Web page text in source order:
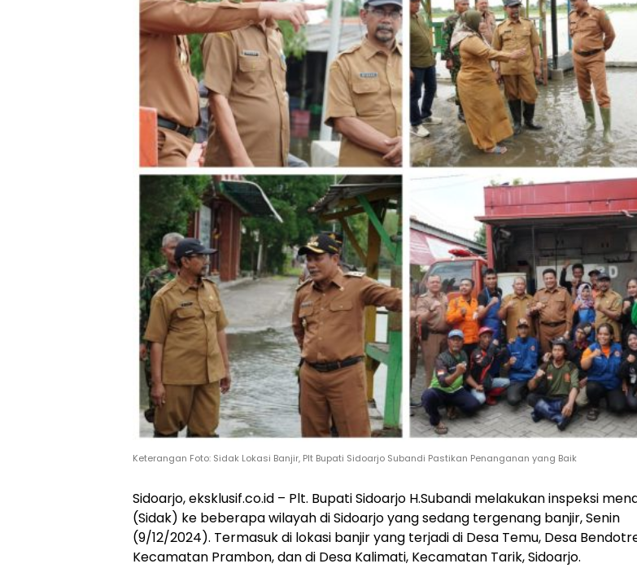
Keterangan Foto: Sidak Lokasi Banjir, Plt Bupati Sidoarjo Subandi Pastikan Penanganan yang Baik
Sidoarjo, eksklusif.co.id – Plt. Bupati Sidoarjo H.Subandi melakukan inspeksi
(Sidak) ke beberapa wilayah di Sidoarjo yang sedang tergenang banjir, Senin
(9/12/2024). Termasuk di lokasi banjir yang terjadi di Desa Temu, Desa
Kecamatan Prambon, dan di Desa Kalimati, Kecamatan Tarik, Sidoarjo.